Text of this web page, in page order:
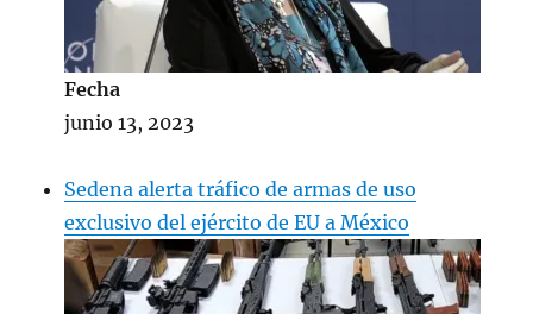
Fecha
junio 13, 2023
Sedena alerta tráfico de armas de uso
exclusivo del ejército de EU a México